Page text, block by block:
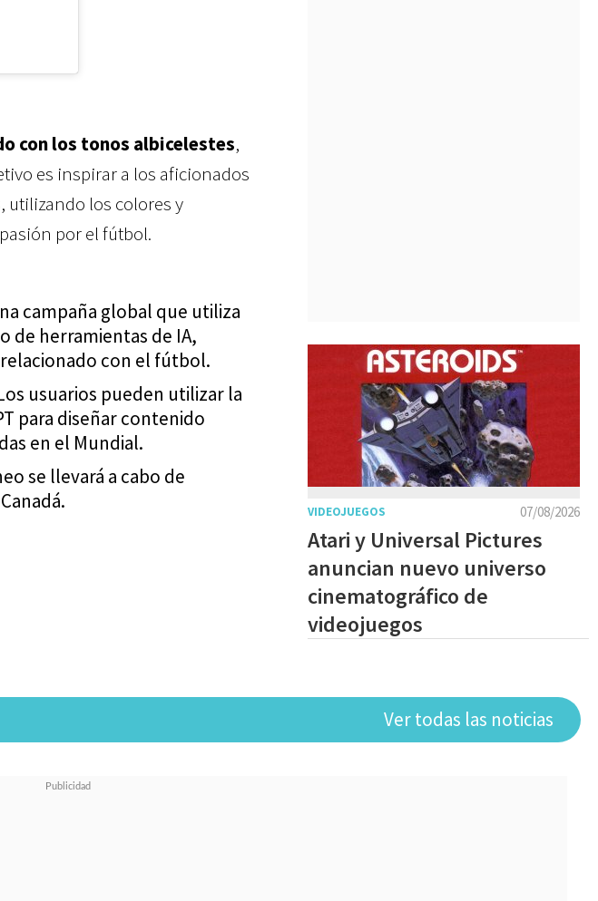
con los tonos albicelestes,
es inspirar a los aficionados
, utilizando los colores y
por el fútbol.
campaña global que utiliza
de herramientas de IA,
con el fútbol.
usuarios pueden utilizar la
para diseñar contenido
en el Mundial.
se llevará a cabo de
07/08/2026
VIDEOJUEGOS
Atari y Universal Pictures
anuncian nuevo universo
cinematográfico de
videojuegos
Ver todas las noticias